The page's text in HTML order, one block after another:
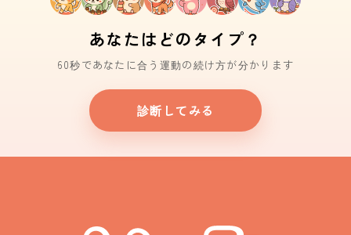
あなたはどのタイプ？
60秒であなたに合う運動の続け方が分かります
診断してみる